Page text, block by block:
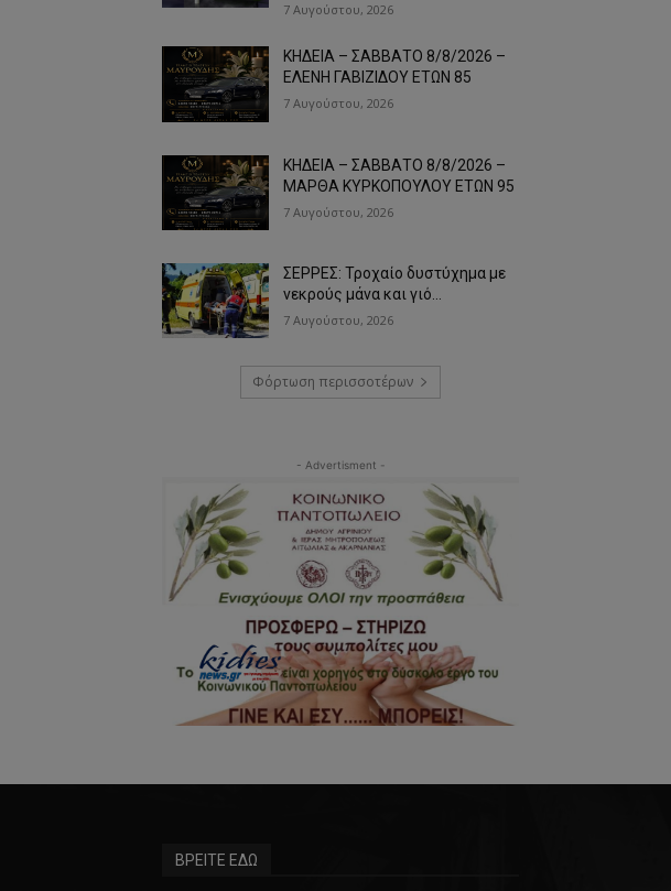
7 Αυγούστου, 2026
ΚΗΔΕΙΑ – ΣΑΒΒΑΤΟ 8/8/2026 –
ΕΛΕΝΗ ΓΑΒΙΖΙΔΟΥ ΕΤΩΝ 85
7 Αυγούστου, 2026
ΚΗΔΕΙΑ – ΣΑΒΒΑΤΟ 8/8/2026 –
ΜΑΡΘΑ ΚΥΡΚΟΠΟΥΛΟΥ ΕΤΩΝ 95
7 Αυγούστου, 2026
ΣΕΡΡΕΣ: Τροχαίο δυστύχημα με
νεκρούς μάνα και γιό…
7 Αυγούστου, 2026
Φόρτωση περισσοτέρων
- Advertisment -
ΒΡΕΙΤΕ ΕΔΩ